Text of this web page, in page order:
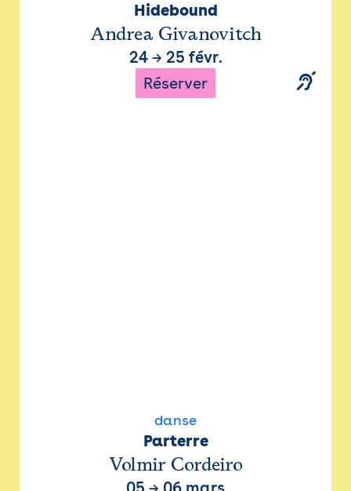
Hidebound
Andrea Givanovitch
24→ 25 févr.
Réserver
danse
Parterre
Volmir Cordeiro